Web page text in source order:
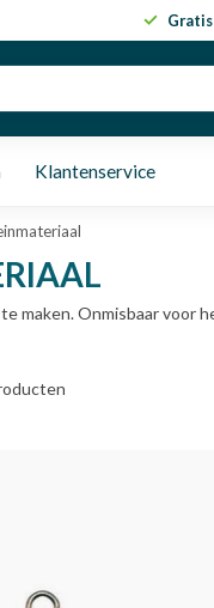
Klantenservice
maken. Onmisbaar